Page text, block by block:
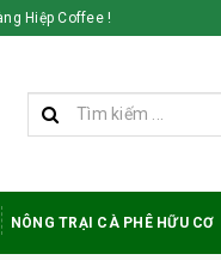
Hiệp Coffee !
NÔNG TRẠI CÀ PHÊ HỮU CƠ